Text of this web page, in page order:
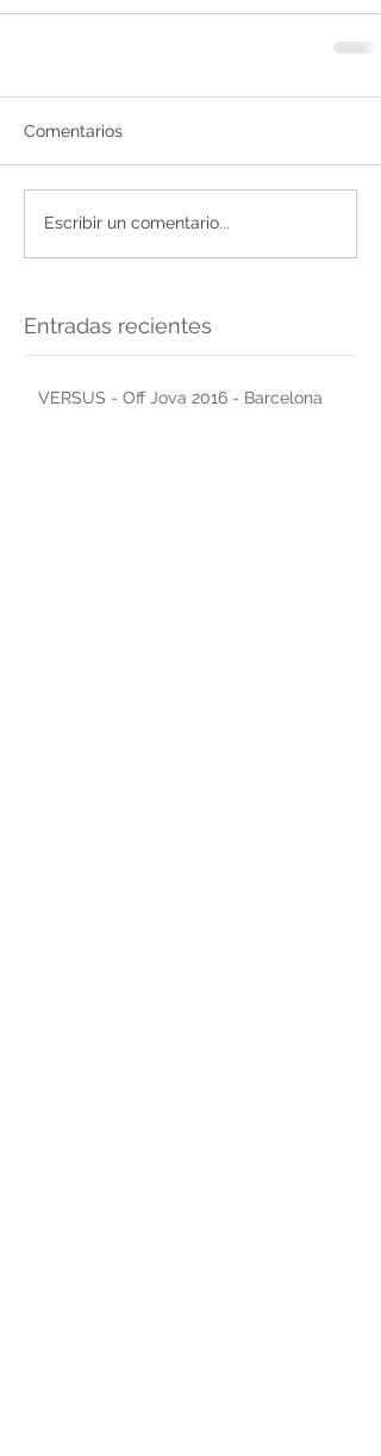
Entradas recientes
Comentarios
Escribir un comentario...
VERSUS - Off Joya 2016 - Barcelona